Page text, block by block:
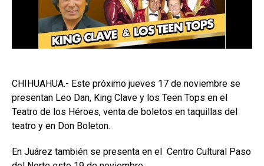
CHIHUAHUA.- Este próximo jueves 17 de noviembre se
presentan Leo Dan, King Clave y los Teen Tops en el
Teatro de los Héroes, venta de boletos en taquillas del
teatro y en Don Boleton.
En Juárez también se presenta en el Centro Cultural Paso